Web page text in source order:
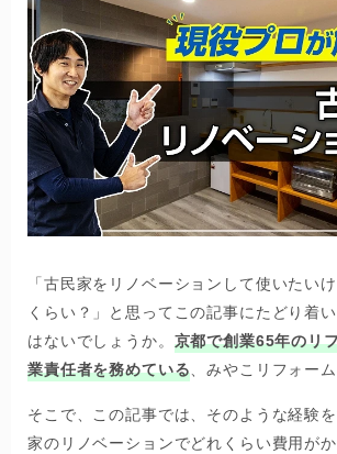
「古民家をリノベーションして使いたい
くらい？」と思ってこの記事にたどり着
はないでしょうか。 京都で創業65年のリ
業責任者を務めている、みやこリフォーム
そこで、この記事では、そのような経験
家のリノベーションでどれくらい費用がか